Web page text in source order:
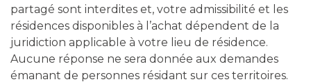
partagé sont interdites et, votre admissibilité et les
résidences disponibles à l’achat dépendent de la
juridiction applicable à votre lieu de résidence.
Aucune réponse ne sera donnée aux demandes
émanant de personnes résidant sur ces territoires.